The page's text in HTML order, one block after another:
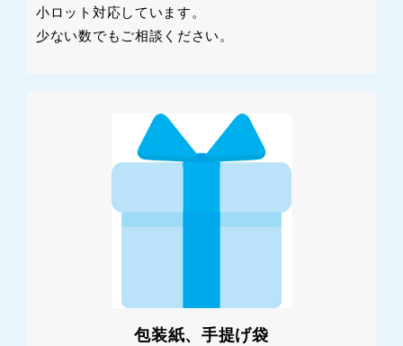
小ロット対応しています。
少ない数でもご相談ください。
包装紙、手提げ袋